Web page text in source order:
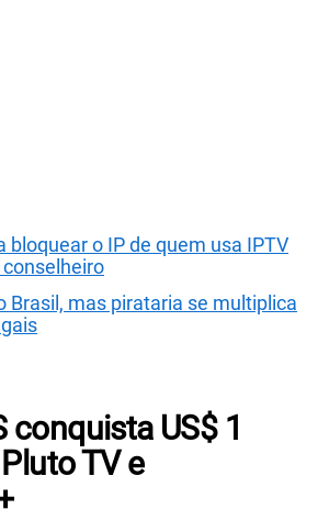
bloquear o IP de quem usa IPTV
conselheiro
Brasil, mas pirataria se multiplica
conquista US$ 1
TV e